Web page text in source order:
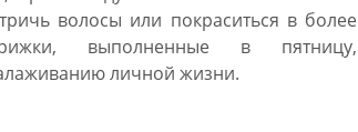
волосы или покраситься в более
выполненные в пятницу,
личной жизни.